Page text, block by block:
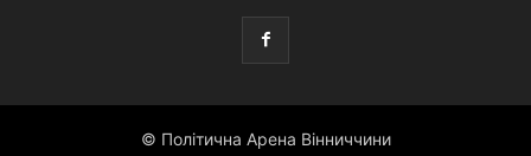
© Політична Арена Вінниччини